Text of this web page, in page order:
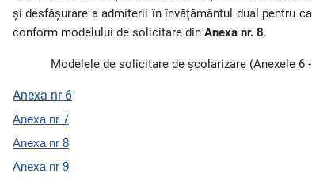
și desfășurare a admiterii în învățământul dual pentru
conform modelului de solicitare din Anexa nr. 8.
Modelele de solicitare de școlarizare (Anexele
Anexa nr 6
Anexa nr 7
Anexa nr 8
Anexa nr 9